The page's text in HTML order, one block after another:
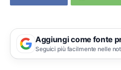
Aggiungi come fonte
Seguici più facilmente nelle